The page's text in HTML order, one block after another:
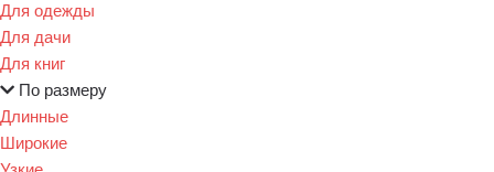
Для одежды
Для дачи
Для книг
По размеру
Длинные
Широкие